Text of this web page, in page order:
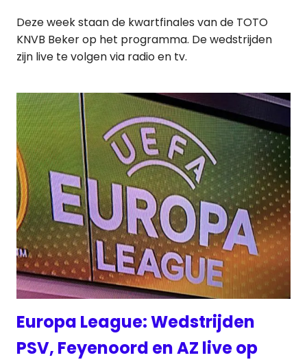
Deze week staan de kwartfinales van de TOTO
KNVB Beker op het programma. De wedstrijden
zijn live te volgen via radio en tv.
Europa League: Wedstrijden
PSV, Feyenoord en AZ live op